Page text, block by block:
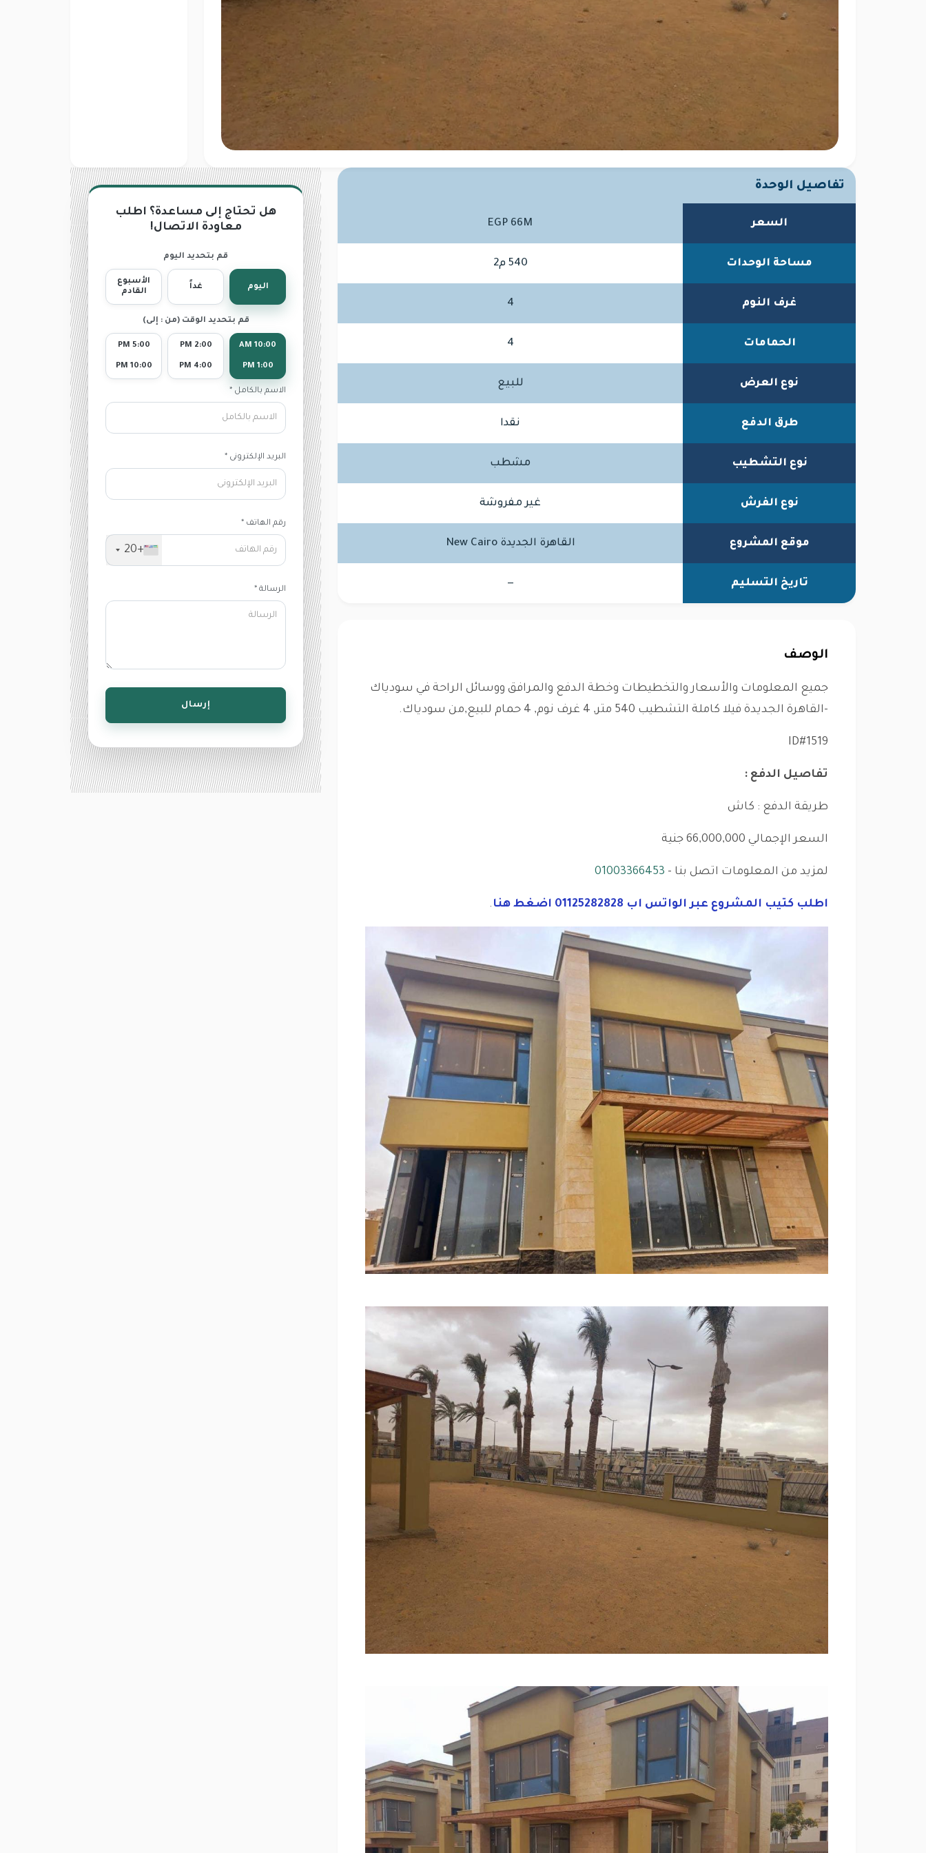
تفاصيل الوحدة
السعر EGP 66M
مساحة الوحدات 540 م2
غرف النوم 4
الحمامات 4
نوع العرض للبيع
طرق الدفع نقدا
نوع التشطيب مشطب
نوع الفرش غير مفروشة
موقع المشروع القاهرة الجديدة New Cairo
تاريخ التسليم —
الوصف
جميع المعلومات والأسعار والتخطيطات وخطة الدفع والمرافق ووسائل الراحة في سودياك
-القاهرة الجديدة فيلا كاملة التشطيب 540 متر, 4 غرف نوم, 4 حمام للبيع,من سودياك.
ID#1519
تفاصيل الدفع :
طريقة الدفع : كاش
السعر الإجمالي 66,000,000 جنية
لمزيد من المعلومات اتصل بنا - 01003366453
اطلب كتيب المشروع عبر الواتس اب 01125282828 اضغط هنا .
هل تحتاج إلى مساعدة؟ اطلب
معاودة الاتصال!
قم بتحديد اليوم
اليوم غداً
الأسبوع
القادم
قم بتحديد الوقت (من : إلى)
10:00 AM
1:00 PM
2:00 PM
4:00 PM
5:00 PM
10:00 PM
الاسم بالكامل *
البريد الإلكترونى *
رقم الهاتف *
+20
الرسالة *
إرسال